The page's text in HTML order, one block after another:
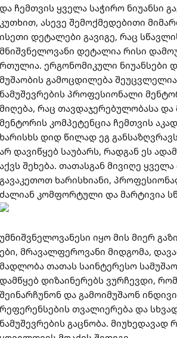
და ჩემთვის ყველა საჭირო ნიუანსი
კუთხით, ასევე შემოქმედებითი
ისეთი დეტალები გავიგე, რაც
მნიშვნელოვანი დეტალია რისი
რთულია. ერგონომიკული ნიუანსები
მუშაობის გამოცდილება
ნამუშევრების პროფესიონალი
მიღება, რაც თავდაჯერებულობასა და
მენტორის კომპეტენცია ჩემთვის
ხარისხს დიდ წილად ეგ
არ დავიწყებ საუბარს, რადგან ეს
აქვს შეხება. თათასგან მივიღე
გავაკეთოთ ხარისხიანი,
ძალიან კომფორტული და მარტივია
უმნიშვნელოვანესი იყო მის მიერ
ები, მრავალფეროვანი მიდგომა,
მადლობა თათას საინტერესო
დამწყებ დიზაინერებს ვურჩევდი,
შეინარჩუნონ და გამოიმუშაონ
რეფერენსების თვალიერება და
ნამუშევრების გაცნობა.